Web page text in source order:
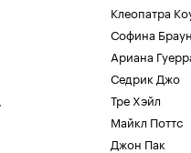
Клеопатра
Софина Браун
Ариана
Седрик Джо
Тре Хэйл
Майкл Поттс
Джон Пак